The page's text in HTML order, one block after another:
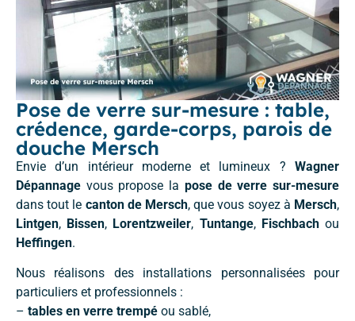
Pose de verre sur-mesure : table,
crédence, garde-corps, parois de
douche Mersch
Envie d’un intérieur moderne et lumineux ? Wagner
Dépannage vous propose la pose de verre sur-mesure
dans tout le canton de Mersch, que vous soyez à Mersch,
Lintgen, Bissen, Lorentzweiler, Tuntange, Fischbachou
Heffingen.
Nous réalisons des installations personnalisées pour
particuliers et professionnels :
– tables en verre trempé ou sablé,